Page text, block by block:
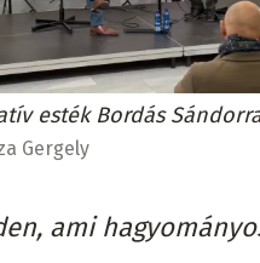
esték Bordás
Gergely
ami